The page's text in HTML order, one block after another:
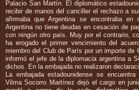
Palacio San Martín. El diplomático
recibir de manos del canciller el rechazo a
afirmaba que Argentina se encontraba en
Argentina no tiene deudas en cesación de
con ningún otro país. Muy por el contrario,
ha erogado el primer vencimiento del
miembro del Club de París por un importe de
informó el jefe de la diplomacia argentina a
dichos. En la embajada no realizaron
La embajada estadounidense se
Vilma Socorro Martínez dejó el cargo en